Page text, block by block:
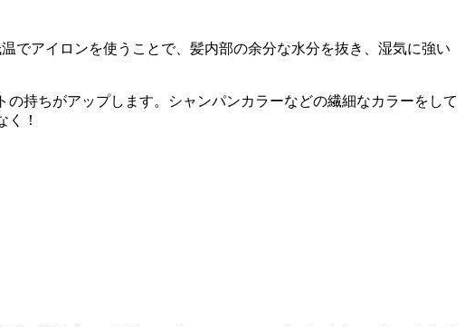
でアイロンを使うことで、髪内部の余分な水分を抜き、湿気に強い
持ちがアップします。シャンパンカラーなどの繊細なカラーをして
！